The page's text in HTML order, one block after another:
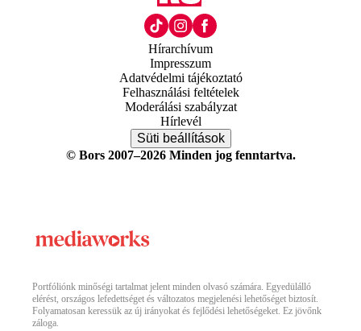
Hírarchívum
Impresszum
Adatvédelmi tájékoztató
Felhasználási feltételek
Moderálási szabályzat
Hírlevél
Süti beállítások
© Bors 2007–2026 Minden jog fenntartva.
Portfóliónk minőségi tartalmat jelent minden olvasó számára. Egyedülálló
elérést, országos lefedettséget és változatos megjelenési lehetőséget biztosít.
Folyamatosan keressük az új irányokat és fejlődési lehetőségeket. Ez jövőnk
záloga.